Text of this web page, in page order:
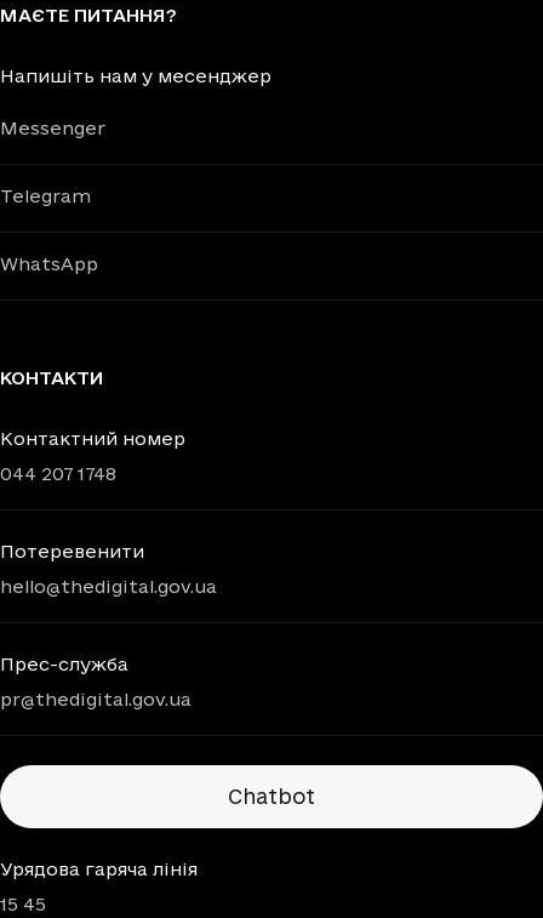
МАЄТЕ ПИТАННЯ?
Напишіть нам у месенджер
Messenger
Telegram
WhatsApp
КОНТАКТИ
Контактний номер
044 207 1748
Потеревенити
hello@thedigital.gov.ua
Прес-служба
pr@thedigital.gov.ua
Chatbots
Chatbot
Урядова гаряча лінія
15 45